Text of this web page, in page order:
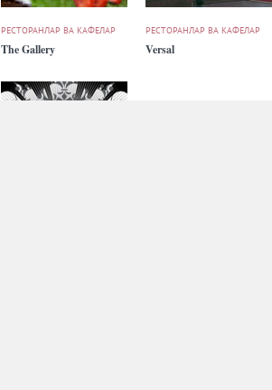
РЕСТОРАНЛАР ВА КАФЕЛАР
The Gallery
РЕСТОРАНЛАР ВА КАФЕЛАР
Versal